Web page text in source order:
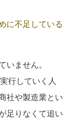
に不足している
いません。
行していく人
社や製造業とい
足りなくて追い